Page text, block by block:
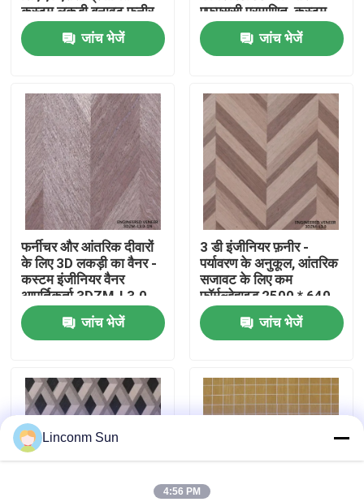
हमारे बारे में
कारखाने का दौरा
गुणवत्ता नियंत्रण
हमसे संपर्क करें
समाचार
मामले
उद्धरण मांगें
कस्टम लकड़ी बनावट फनीर
3 डीजेडएम-एल 7.0 एन
जांच भेजें
एफएससी प्रमाणित, कस्टम
आकार उपलब्ध
जांच भेजें
फर्नीचर और आंतरिक दीवारों
के लिए 3D लकड़ी का वैनर -
कस्टम इंजीनियर वैनर
आपूर्तिकर्ता 3DZM-L3.0-
1N
जांच भेजें
3 डी इंजीनियर फ़नीर -
पर्यावरण के अनुकूल, आंतरिक
सजावट के लिए कम
फॉर्मल्डेहाइड 2500 * 640
मिमी 3 डीजेडएम-एल 3।0
जांच भेजें
Linconm Sun
4:56 PM